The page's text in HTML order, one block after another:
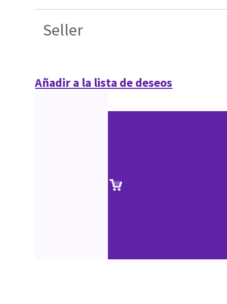
Seller
Añadir a la lista de deseos